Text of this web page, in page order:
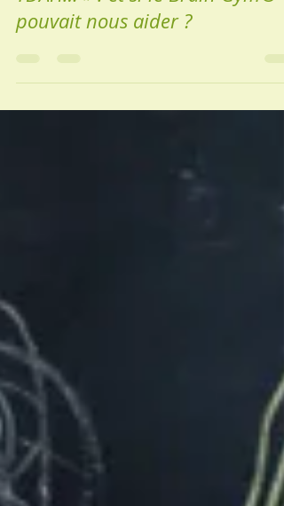
Génération « Dys- Hyper-
TDAH… » : et si le Brain Gym®